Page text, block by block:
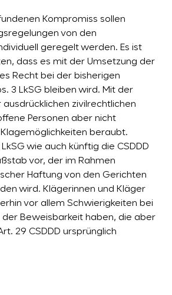
Kompromiss sollen
von den
geregelt werden. Es ist
dass es mit der Umsetzung der
Recht bei der bisherigen
3 LkSG bleiben wird. Mit der
zivilrechtlichen
Personen aber nicht
beraubt.
wie auch künftig die CSDDD
vor, der im Rahmen
Haftung von den Gerichten
wird. Klägerinnen und Kläger
vor allem Schwierigkeiten bei
der Beweisbarkeit haben, die aber
29 CSDDD ursprünglich